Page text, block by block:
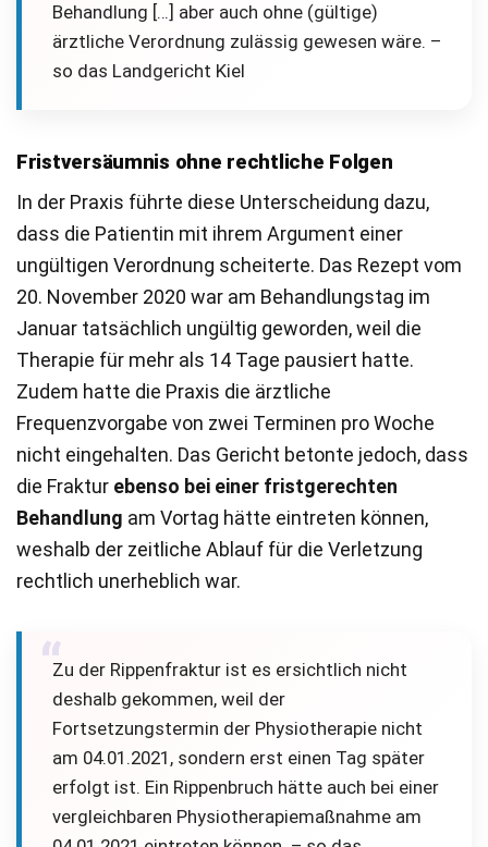
Behandlung […] aber auch ohne (gültige)
ärztliche Verordnung zulässig gewesen wäre. –
so das Landgericht Kiel
Fristversäumnis ohne rechtliche Folgen
In der Praxis führte diese Unterscheidung dazu,
dass die Patientin mit ihrem Argument einer
ungültigen Verordnung scheiterte. Das Rezept vom
20. November 2020 war am Behandlungstag im
Januar tatsächlich ungültig geworden, weil die
Therapie für mehr als 14 Tage pausiert hatte.
Zudem hatte die Praxis die ärztliche
Frequenzvorgabe von zwei Terminen pro Woche
nicht eingehalten. Das Gericht betonte jedoch, dass
die Fraktur ebenso bei einer fristgerechten
Behandlung am Vortag hätte eintreten können,
weshalb der zeitliche Ablauf für die Verletzung
rechtlich unerheblich war.
Zu der Rippenfraktur ist es ersichtlich nicht
deshalb gekommen, weil der
Fortsetzungstermin der Physiotherapie nicht
am 04.01.2021, sondern erst einen Tag später
erfolgt ist. Ein Rippenbruch hätte auch bei einer
vergleichbaren Physiotherapiemaßnahme am